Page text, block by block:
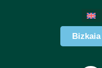
Bizkaia